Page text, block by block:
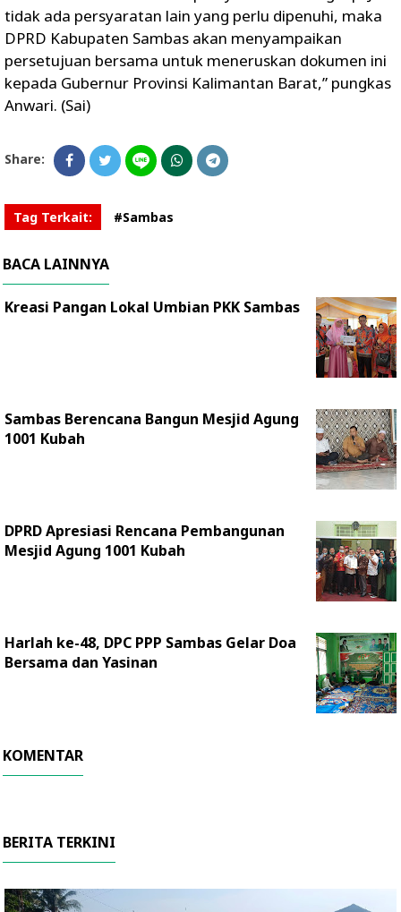
tidak ada persyaratan lain yang perlu dipenuhi, maka
DPRD Kabupaten Sambas akan menyampaikan
persetujuan bersama untuk meneruskan dokumen ini
kepada Gubernur Provinsi Kalimantan Barat,” pungkas
Anwari. (Sai)
Share:
Tag Terkait: #Sambas
BACA LAINNYA
Kreasi Pangan Lokal Umbian PKK Sambas
Sambas Berencana Bangun Mesjid Agung
1001 Kubah
DPRD Apresiasi Rencana Pembangunan
Mesjid Agung 1001 Kubah
Harlah ke-48, DPC PPP Sambas Gelar Doa
Bersama dan Yasinan
KOMENTAR
BERITA TERKINI